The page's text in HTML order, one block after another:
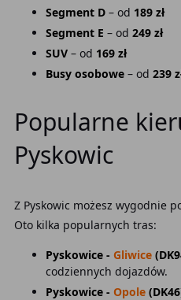
Segment D– od 189 zł
Segment E – od 249 zł
SUV– od 169 zł
Busy osobowe– od 239
Popularne
Pyskowic
Z Pyskowic możesz wygodnie
Oto kilka popularnych tras:
Pyskowice - Gliwice
codziennych dojazdów.
Pyskowice - Opole